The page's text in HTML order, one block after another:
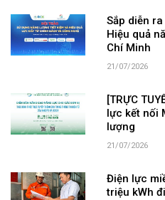
Sắp diễn
Hiệu quả
Chí Minh
21/07/2026
[TRỰC
lực kết nối
lượng
21/07/2026
Điện lực
triệu kWh